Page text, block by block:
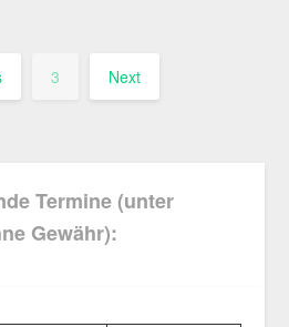
3 Next
Termine (unter
Gewähr):